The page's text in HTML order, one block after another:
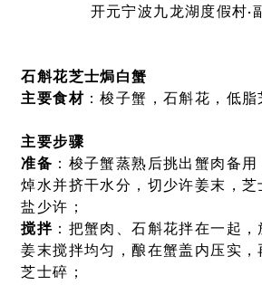
开元宁波九龙湖度假村·
石斛花芝士焗白蟹
主要食材：梭子蟹，石斛花，低脂
主要步骤
准备 ：梭子蟹蒸熟后挑出蟹肉备
焯水并挤干水分，切少许姜末，芝
盐少许；
搅拌 ：把蟹肉、石斛花拌在一起
姜末搅拌均匀，酿在蟹盖内压实，
芝士碎；